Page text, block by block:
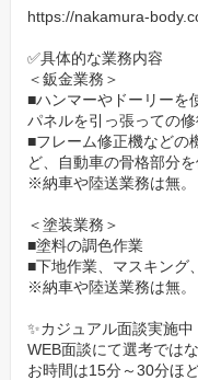
https://nakamura-
✅具体的な業務内容
＜鈑金業務＞
■ハンマーやドーリーを
パネルを引っ張っての
■フレーム修正機などの
ど、自動車の骨格部分
※納車や陸送業務は無。
＜塗装業務＞
■塗料の調色作業
■下地作業、マスキン
※納車や陸送業務は無。
✨カジュアル面談実施中
WEB面談にて選考では
お時間は15分～30分ほ